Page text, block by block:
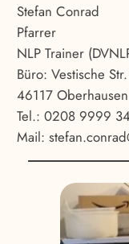
Stefan Conrad
Pfarrer
NLP Trainer
Büro: Vestische
46117 Oberhausen
Tel.: 0208 9999
Mail: